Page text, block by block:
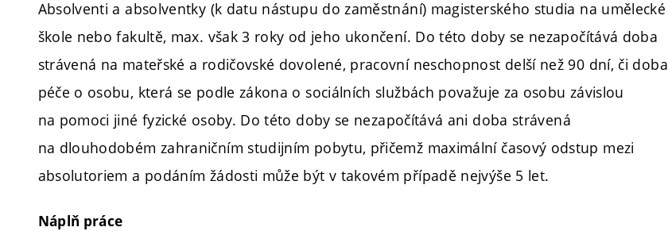
Absolventi a absolventky (k datu nástupu do zaměstnání) magisterského studia na umělecké
škole nebo fakultě, max. však 3 roky od jeho ukončení. Do této doby se nezapočítává doba
strávená na mateřské a rodičovské dovolené, pracovní neschopnost delší než 90 dní, či doba
péče o osobu, která se podle zákona o sociálních službách považuje za osobu závislou
na pomoci jiné fyzické osoby. Do této doby se nezapočítává ani doba strávená
na dlouhodobém zahraničním studijním pobytu, přičemž maximální časový odstup mezi
absolutoriem a podáním žádosti může být v takovém případě nejvýše 5 let.
Náplň práce